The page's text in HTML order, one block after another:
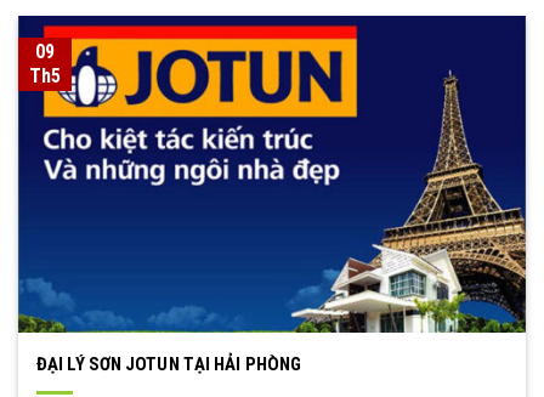
09
Th5
ĐẠI LÝ SƠN JOTUN TẠI HẢI PHÒNG